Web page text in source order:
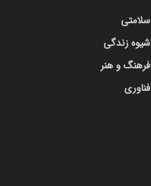
سلامتی
شیوه زندگی
فرهنگ و هنر
فناوری